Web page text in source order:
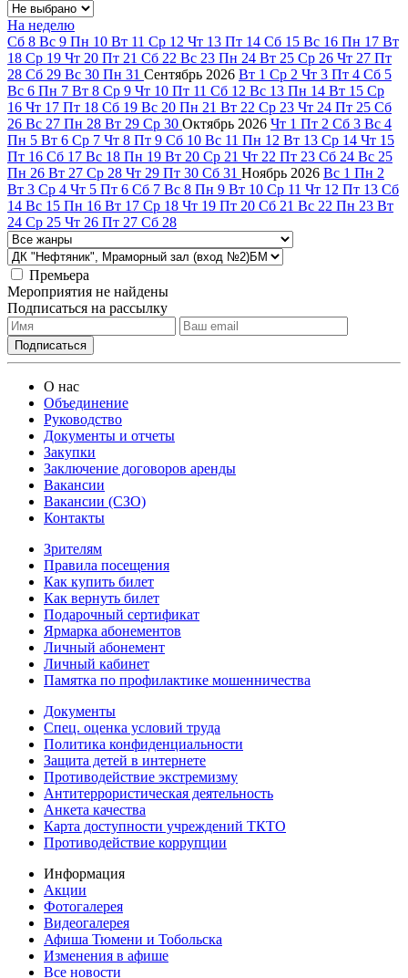
На неделю
Сб 8 Вс 9 Пн 10 Вт 11 Ср 12 Чт 13 Пт 14 Сб 15 Вс 16 Пн 17 Вт
18 Ср 19 Чт 20 Пт 21 Сб 22 Вс 23 Пн 24 Вт 25 Ср 26 Чт 27 Пт
28 Сб 29 Вс 30 Пн 31 Сентябрь 2026 Вт 1 Ср 2 Чт 3 Пт 4 Сб 5
Вс 6 Пн 7 Вт 8 Ср 9 Чт 10 Пт 11 Сб 12 Вс 13 Пн 14 Вт 15 Ср
16 Чт 17 Пт 18 Сб 19 Вс 20 Пн 21 Вт 22 Ср 23 Чт 24 Пт 25 Сб
26 Вс 27 Пн 28 Вт 29 Ср 30 Октябрь 2026 Чт 1 Пт 2 Сб 3 Вс 4
Пн 5 Вт 6 Ср 7 Чт 8 Пт 9 Сб 10 Вс 11 Пн 12 Вт 13 Ср 14 Чт 15
Пт 16 Сб 17 Вс 18 Пн 19 Вт 20 Ср 21 Чт 22 Пт 23 Сб 24 Вс 25
Пн 26 Вт 27 Ср 28 Чт 29 Пт 30 Сб 31 Ноябрь 2026 Вс 1 Пн 2
Вт 3 Ср 4 Чт 5 Пт 6 Сб 7 Вс 8 Пн 9 Вт 10 Ср 11 Чт 12 Пт 13 Сб
14 Вс 15 Пн 16 Вт 17 Ср 18 Чт 19 Пт 20 Сб 21 Вс 22 Пн 23 Вт
24 Ср 25 Чт 26 Пт 27 Сб 28
Премьера
Мероприятия не найдены
Подписаться на рассылку
О нас
Объединение
Руководство
Документы и отчеты
Закупки
Заключение договоров аренды
Вакансии
Вакансии (СЗО)
Контакты
Зрителям
Правила посещения
Как купить билет
Как вернуть билет
Подарочный сертификат
Ярмарка абонементов
Личный абонемент
Личный кабинет
Памятка по профилактике мошенничества
Документы
Спец. оценка условий труда
Политика конфиденциальности
Защита детей в интернете
Противодействие экстремизму
Антитеррористическая деятельность
Анкета качества
Карта доступности учреждений ТКТО
Противодействие коррупции
Информация
Акции
Фотогалерея
Видеогалерея
Афиша Тюмени и Тобольска
Изменения в афише
Все новости